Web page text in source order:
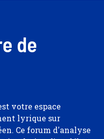
de
votre espace
lyrique sur
Ce forum d'analyse